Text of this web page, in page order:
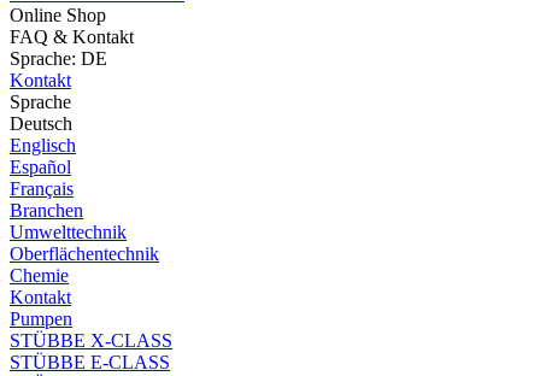
Online Shop
FAQ & Kontakt
Sprache: DE
Kontakt
Sprache
Deutsch
Englisch
Español
Français
Branchen
Umwelttechnik
Oberflächentechnik
Chemie
Kontakt
Pumpen
STÜBBE X-CLASS
STÜBBE E-CLASS